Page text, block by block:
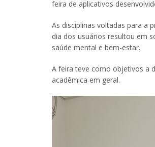
feira de aplicativos
As disciplinas voltadas para a
dia dos usuários resultou em
saúde mental e bem-estar.
A feira teve como objetivos a
acadêmica em geral.